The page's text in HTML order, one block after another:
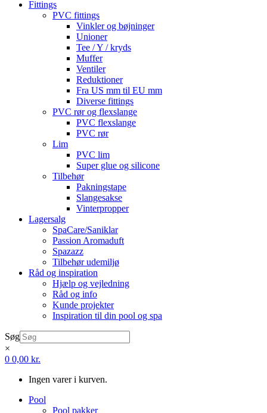
Fittings
PVC fittings
Vinkler og bøjninger
Unioner
Tee / Y / kryds
Muffer
Ventiler
Reduktioner
Fra US mm til EU mm
Diverse fittings
PVC rør og flexslange
PVC flexslange
PVC rør
Lim
PVC lim
Super glue og silicone
Tilbehør
Pakningstape
Slangesakse
Vinterpropper
Lagersalg
SpaCare/Saniklar
Passion Aromaduft
Spazazz
Tilbehør udemiljø
Råd og inspiration
Hjælp og vejledning
Råd og info
Kunde projekter
Inspiration til din pool og spa
Søg
×
0 0,00 kr.
Ingen varer i kurven.
Pool
Pool pakker